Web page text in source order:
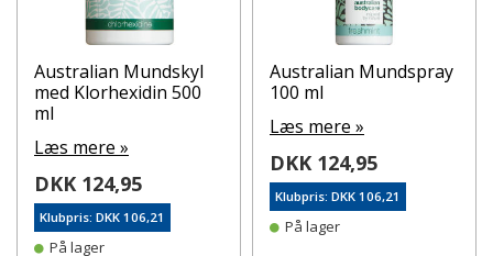
Australian Mundskyl
med Klorhexidin 500
ml
Læs mere »
DKK 124,95
Klubpris: DKK 106,21
På lager
Australian Mundspray
100 ml
Læs mere »
DKK 124,95
Klubpris: DKK 106,21
På lager